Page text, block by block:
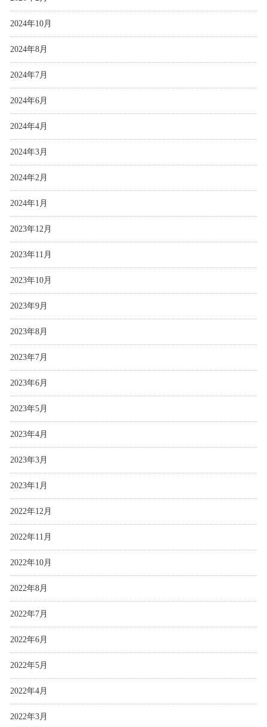
2024年10月
2024年8月
2024年7月
2024年6月
2024年4月
2024年3月
2024年2月
2024年1月
2023年12月
2023年11月
2023年10月
2023年9月
2023年8月
2023年7月
2023年6月
2023年5月
2023年4月
2023年3月
2023年1月
2022年12月
2022年11月
2022年10月
2022年8月
2022年7月
2022年6月
2022年5月
2022年4月
2022年3月